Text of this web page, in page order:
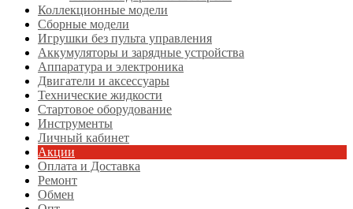
Коллекционные модели
Сборные модели
Игрушки без пульта управления
Аккумуляторы и зарядные устройства
Аппаратура и электроника
Двигатели и аксессуары
Технические жидкости
Стартовое оборудование
Инструменты
Личный кабинет
Акции
Оплата и Доставка
Ремонт
Обмен